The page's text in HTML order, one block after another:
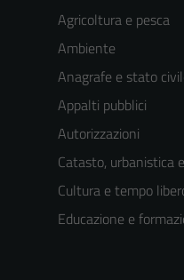
Agricoltura e pesca
Ambiente
Anagrafe e stato
Appalti pubblici
Autorizzazioni
Catasto, urbanistica
Cultura e tempo
Educazione e